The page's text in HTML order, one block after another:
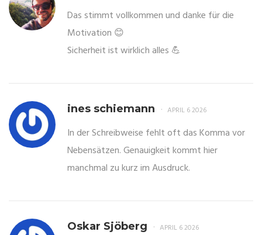
Das stimmt vollkommen und danke für die
Motivation 😊
Sicherheit ist wirklich alles 💪
ines schiemann APRIL 6 2026
In der Schreibweise fehlt oft das Komma vor
Nebensätzen. Genauigkeit kommt hier
manchmal zu kurz im Ausdruck.
Oskar Sjöberg APRIL 6 2026